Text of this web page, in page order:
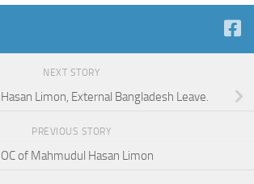
NEXT STORY
Limon, External Bangladesh Leave.
PREVIOUS STORY
of Mahmudul Hasan Limon